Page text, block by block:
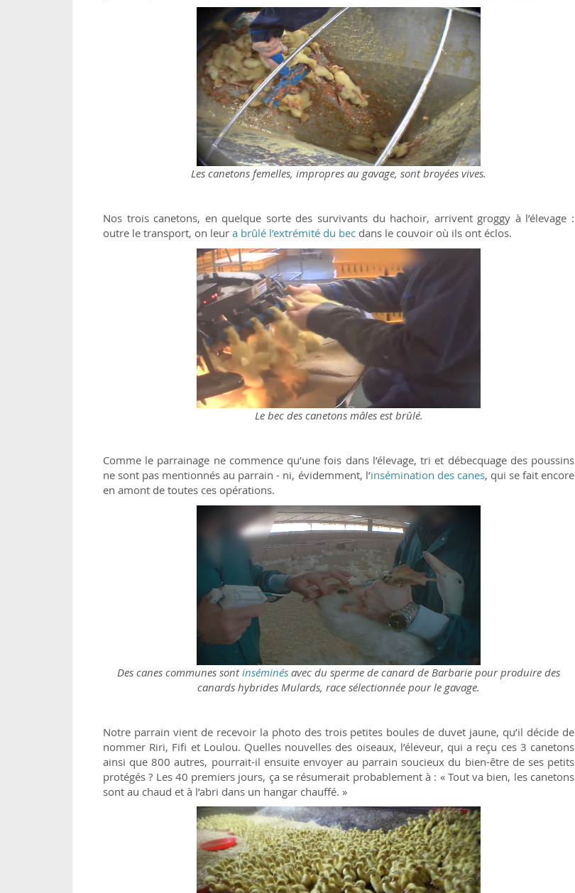
Les canetons femelles, impropres au gavage, sont broyées vives.
Nos trois canetons, en quelque sorte des survivants du hachoir, arrivent groggy à l’élevage :
outre le transport, on leur a brûlé l’extrémité du bec dans le couvoir où ils ont éclos.
Le bec des canetons mâles est brûlé.
Comme le parrainage ne commence qu’une fois dans l’élevage, tri et débecquage des poussins
ne sont pas mentionnés au parrain - ni, évidemment, l’insémination des canes, qui se fait encore
en amont de toutes ces opérations.
Des canes communes sontinséminés avec du sperme de canard de Barbarie pour produire des
canards hybrides Mulards, race sélectionnée pour le gavage.
Notre parrain vient de recevoir la photo des trois petites boules de duvet jaune, qu’il décide de
nommer Riri, Fifi et Loulou. Quelles nouvelles des oiseaux, l’éleveur, qui a reçu ces 3 canetons
ainsi que 800 autres, pourrait-il ensuite envoyer au parrain soucieux du bien-être de ses petits
protégés ? Les 40 premiers jours, ça se résumerait probablement à : « Tout va bien, les canetons
sont au chaud et à l’abri dans un hangar chauffé. »